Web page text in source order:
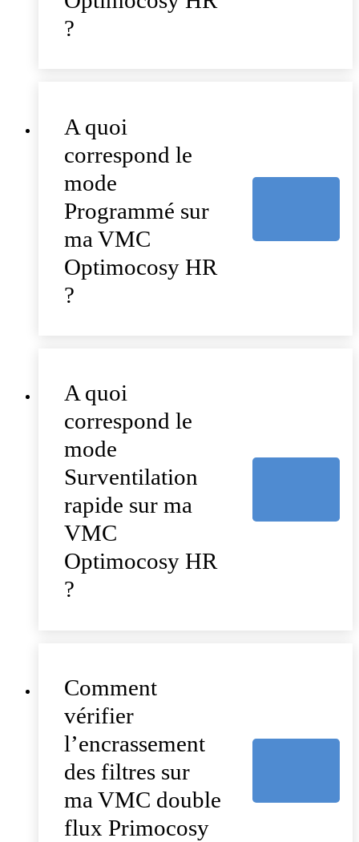
?
A quoi
correspond le
mode
Programmé sur
ma VMC
Optimocosy HR
?
A quoi
correspond le
mode
Surventilation
rapide sur ma
VMC
Optimocosy HR
?
Comment
vérifier
l’encrassement
des filtres sur
ma VMC double
flux Primocosy